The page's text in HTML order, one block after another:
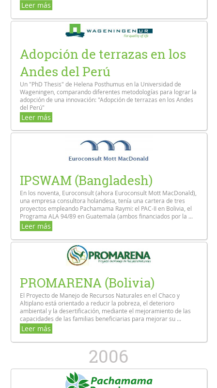
Leer más
Adopción de terrazas en los
Andes del Perú
Un "PhD Thesis" de Helena Posthumus en la Universidad de
Wageningen, comparando diferentes metodologías para lograr la
adopción de una innovación: "Adopción de terrazas en los Andes
del Perú"
Leer más
IPSWAM (Bangladesh)
En los noventa, Euroconsult (ahora Euroconsult Mott MacDonald),
una empresa consultora holandesa, tenía una cartera de tres
proyectos empleando Pachamama Raymi: el PAC-II en Bolivia, el
Programa ALA 94/89 en Guatemala (ambos financiados por la ...
Leer más
PROMARENA (Bolivia)
El Proyecto de Manejo de Recursos Naturales en el Chaco y
Altiplano está orientado a reducir la pobreza, el deterioro
ambiental y la desertificación, mediante el mejoramiento de las
capacidades de las familias beneficiarias para mejorar su ...
Leer más
2006